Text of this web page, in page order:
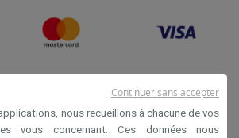
nous recueillons à chacune de vos
vous concernant. Ces données nous
Continuer sans accepter